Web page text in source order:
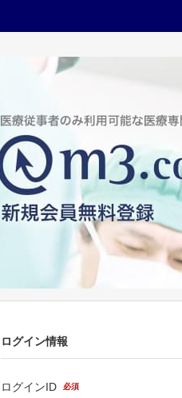
ログイン情報
ログインID 必須